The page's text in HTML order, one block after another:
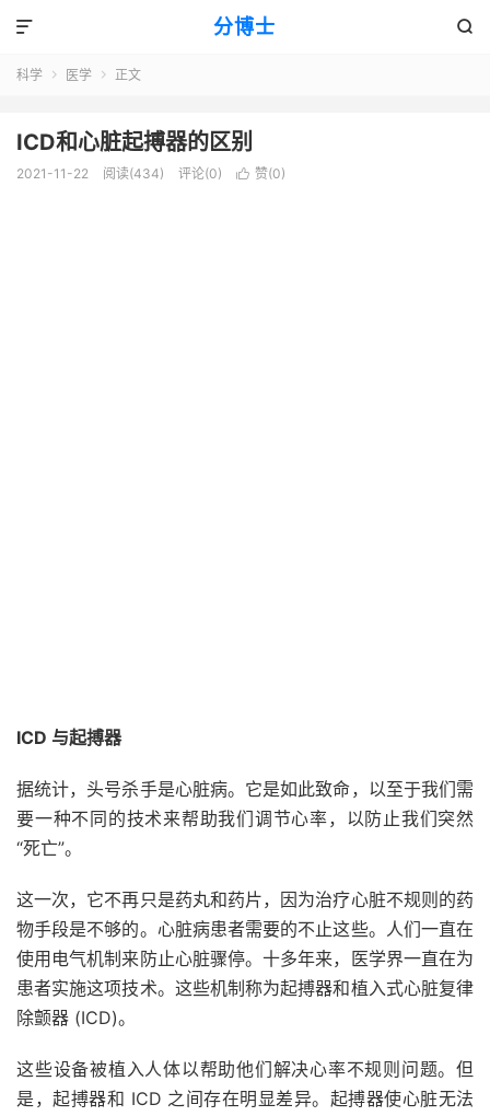
分博士 

科学  医学  正文
ICD和心脏起搏器的区别
2021-11-22 阅读(434) 评论(0)  赞(0)
ICD 与起搏器
据统计，头号杀手是心脏病。它是如此致命，以至于我们需
要一种不同的技术来帮助我们调节心率，以防止我们突然
“死亡”。
这一次，它不再只是药丸和药片，因为治疗心脏不规则的药
物手段是不够的。心脏病患者需要的不止这些。人们一直在
使用电气机制来防止心脏骤停。十多年来，医学界一直在为
患者实施这项技术。这些机制称为起搏器和植入式心脏复律
除颤器 (ICD)。
这些设备被植入人体以帮助他们解决心率不规则问题。但
是，起搏器和 ICD 之间存在明显差异。起搏器使心脏无法